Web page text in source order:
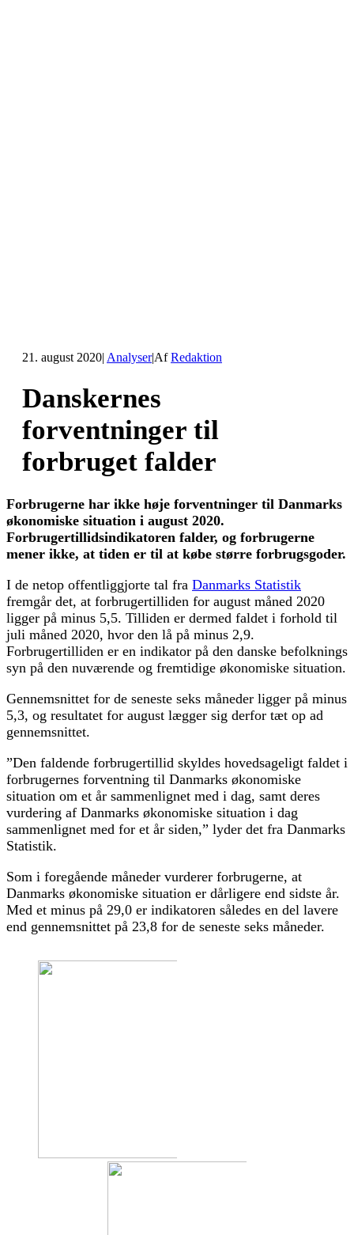
21. august 2020| Analyser|AfRedaktion
Danskernes
forventninger til
forbruget falder
Forbrugerne har ikke høje forventninger til Danmarks
økonomiske situation i august 2020.
Forbrugertillidsindikatoren falder, og forbrugerne
mener ikke, at tiden er til at købe større forbrugsgoder.
I de netop offentliggjorte tal fra Danmarks Statistik
fremgår det, at forbrugertilliden for august måned 2020
ligger på minus 5,5. Tilliden er dermed faldet i forhold til
juli måned 2020, hvor den lå på minus 2,9.
Forbrugertilliden er en indikator på den danske befolknings
syn på den nuværende og fremtidige økonomiske situation.
Gennemsnittet for de seneste seks måneder ligger på minus
5,3, og resultatet for august lægger sig derfor tæt op ad
gennemsnittet.
”Den faldende forbrugertillid skyldes hovedsageligt faldet i
forbrugernes forventning til Danmarks økonomiske
situation om et år sammenlignet med i dag, samt deres
vurdering af Danmarks økonomiske situation i dag
sammenlignet med for et år siden,” lyder det fra Danmarks
Statistik.
Som i foregående måneder vurderer forbrugerne, at
Danmarks økonomiske situation er dårligere end sidste år.
Med et minus på 29,0 er indikatoren således en del lavere
end gennemsnittet på 23,8 for de seneste seks måneder.